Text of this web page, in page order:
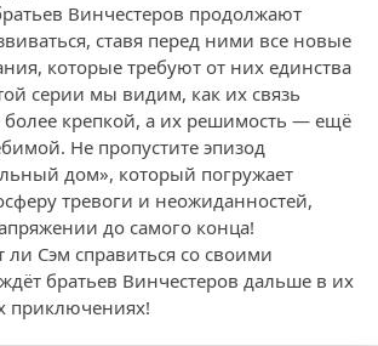
Винчестеров продолжают
ставя перед ними все новые
которые требуют от них единства
серии мы видим, как их связь
более крепкой, а их решимость — ещё
Не пропустите эпизод
дом», который погружает
тревоги и неожиданностей,
до самого конца!
ли Сэм справиться со своими
братьев Винчестеров дальше в их
приключениях!